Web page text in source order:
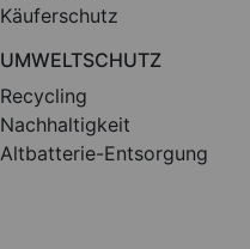
Käuferschutz
UMWELTSCHUTZ
Recycling
Nachhaltigkeit
Altbatterie-Entsorgung